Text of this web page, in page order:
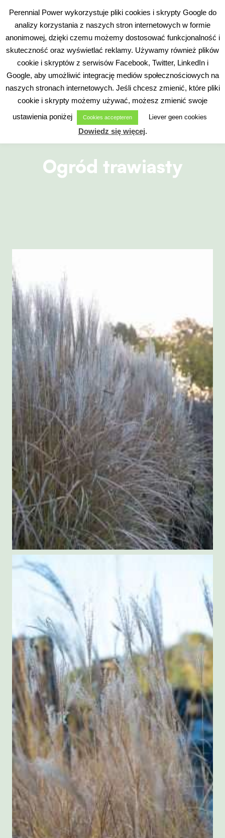
treściFlyout
Menu
Szukaj
Ogród trawiasty
Perennial Power wykorzystuje pliki cookies i skrypty Google do
analizy korzystania z naszych stron internetowych w formie
anonimowej, dzięki czemu możemy dostosować funkcjonalność i
skuteczność oraz wyświetlać reklamy. Używamy również plików
cookie i skryptów z serwisów Facebook, Twitter, LinkedIn i
Google, aby umożliwić integrację mediów społecznościowych na
naszych stronach internetowych. Jeśli chcesz zmienić, które pliki
cookie i skrypty możemy używać, możesz zmienić swoje
ustawienia poniżej
Cookies accepteren Liever geen cookies
Dowiedz się więcej.